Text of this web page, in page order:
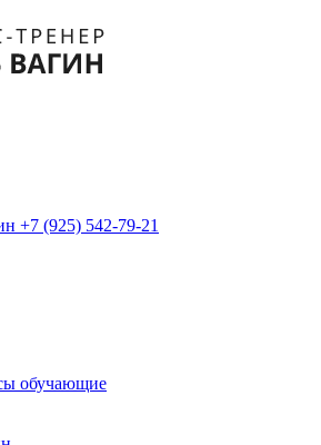
+7 (925) 542-79-21
обучающие